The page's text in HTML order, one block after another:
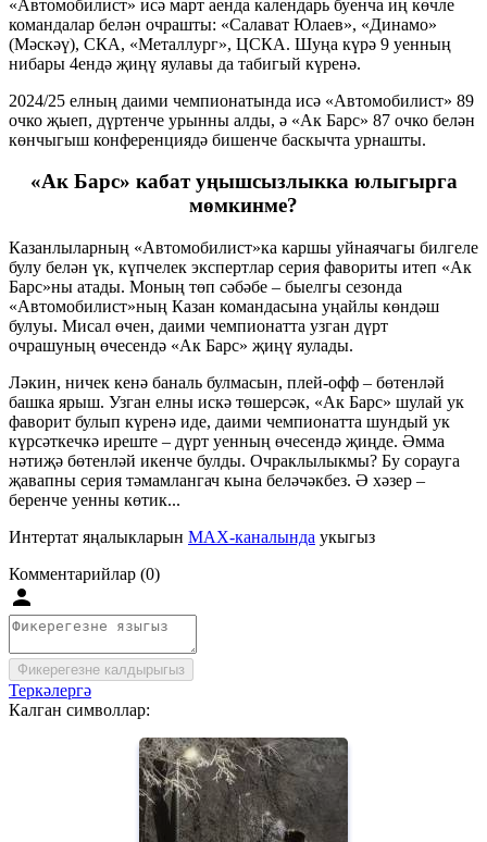
«Автомобилист» исә март аенда календарь буенча иң көчле
командалар белән очрашты: «Салават Юлаев», «Динамо»
(Мәскәү), СКА, «Металлург», ЦСКА. Шуңа күрә 9 уенның
нибары 4ендә җиңү яулавы да табигый күренә.
2024/25 елның даими чемпионатында исә «Автомобилист» 89
очко җыеп, дүртенче урынны алды, ә «Ак Барс» 87 очко белән
көнчыгыш конференциядә бишенче баскычта урнашты.
«Ак Барс» кабат уңышсызлыкка юлыгырга
мөмкинме?
Казанлыларның «Автомобилист»ка каршы уйнаячагы билгеле
булу белән үк, күпчелек экспертлар серия фавориты итеп «Ак
Барс»ны атады. Моның төп сәбәбе – быелгы сезонда
«Автомобилист»ның Казан командасына уңайлы көндәш
булуы. Мисал өчен, даими чемпионатта узган дүрт
очрашуның өчесендә «Ак Барс» җиңү яулады.
Ләкин, ничек кенә баналь булмасын, плей-офф – бөтенләй
башка ярыш. Узган елны искә төшерсәк, «Ак Барс» шулай ук
фаворит булып күренә иде, даими чемпионатта шундый ук
күрсәткечкә иреште – дүрт уенның өчесендә җиңде. Әмма
нәтиҗә бөтенләй икенче булды. Очраклылыкмы? Бу сорауга
җавапны серия тәмамлангач кына беләчәкбез. Ә хәзер –
беренче уенны көтик...
Интертат яңалыкларын MAX-каналында укыгыз
Комментарийлар (0)
Фикерегезне калдырыгыз
Теркәлергә
Калган символлар: